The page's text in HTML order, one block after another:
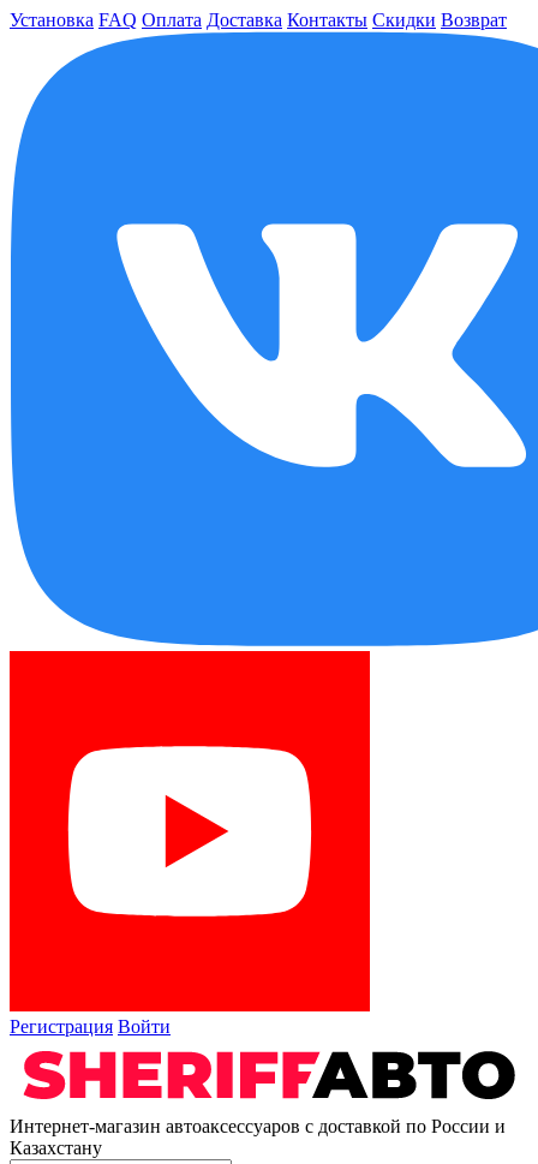
Установка FAQ Оплата Доставка Контакты Скидки Возврат
Регистрация Войти
Интернет-магазин автоаксессуаров с доставкой по России и
Казахстану